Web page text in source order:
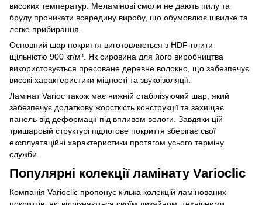
високих температур. Меламінові смоли не дають пилу та
бруду проникати всередину виробу, що обумовлює швидке та
легке прибирання.
Основний шар покриття виготовляється з HDF-плити
щільністю 900 кг/м³. Як сировина для його виробництва
використовується пресоване деревне волокно, що забезпечує
високі характеристики міцності та звукоізоляції.
Ламінат Varioc також має нижній стабілізуючий шар, який
забезпечує додаткову жорсткість конструкції та захищає
панель від деформації під впливом вологи. Завдяки цій
тришаровій структурі підлогове покриття зберігає свої
експлуатаційні характеристики протягом усього терміну
служби.
Популярні колекції ламінату Varioclic
Компанія Varioclic пропонує кілька колекцій ламінованих